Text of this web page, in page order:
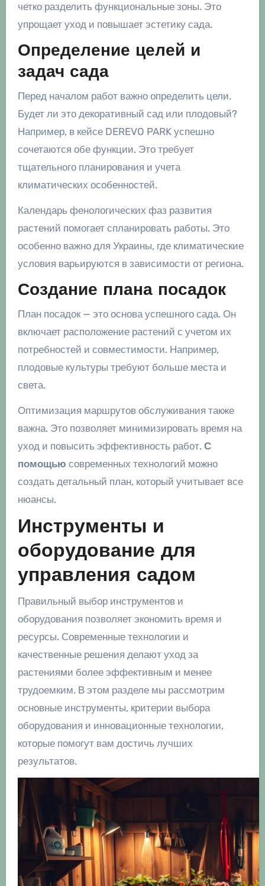
четко разделить функциональные зоны. Это
упрощает уход и повышает эстетику сада.
Определение целей и
задач сада
Перед началом работ важно определить цели.
Будет ли это декоративный сад или плодовый?
Например, в кейсе DEREVO PARK успешно
сочетаются обе функции. Это требует
тщательного планирования и учета
климатических особенностей.
Календарь фенологических фаз развития
растений помогает спланировать работы. Это
особенно важно для Украины, где климатические
условия варьируются в зависимости от региона.
Создание плана посадок
План посадок — это основа успешного сада. Он
включает расположение растений с учетом их
потребностей и совместимости. Например,
плодовые культуры требуют больше места и
света.
Оптимизация маршрутов обслуживания также
важна. Это позволяет минимизировать время на
уход и повысить эффективность работ. С
помощью современных технологий можно
создать детальный план, который учитывает все
нюансы.
Инструменты и
оборудование для
управления садом
Правильный выбор инструментов и
оборудования позволяет экономить время и
ресурсы. Современные технологии и
качественные решения делают уход за
растениями более эффективным и менее
трудоемким. В этом разделе мы рассмотрим
основные инструменты, критерии выбора
оборудования и инновационные технологии,
которые помогут вам достичь лучших
результатов.